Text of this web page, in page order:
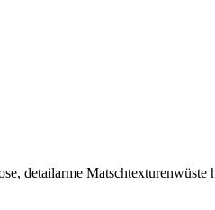
detailarme